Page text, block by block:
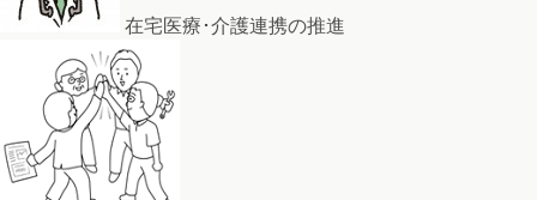
在宅医療･介護連携の推進